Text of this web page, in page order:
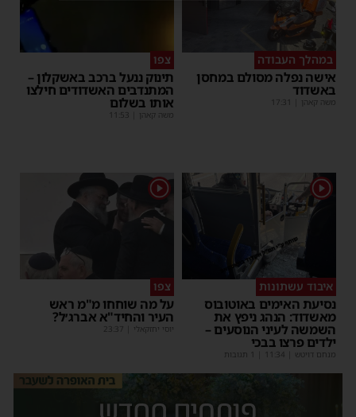
במהלך העבודה
אישה נפלה מסולם במחסן
באשדוד
משה קאהן 17:31
צפו
תינוק ננעל ברכב באשקלון –
המתנדבים האשדודים חילצו
אותו בשלום
משה קאהן 11:53
1
איבוד עשתונות
נסיעת האימים באוטובוס
מאשדוד: הנהג ניפץ את
השמשה לעיני הנוסעים –
ילדים פרצו בבכי
מנחם דויטש 11:34
1
צפו
על מה שוחחו מ"מ ראש
העיר והחיד"א אברג׳ל?
יוסי יחזקאלי 23:37